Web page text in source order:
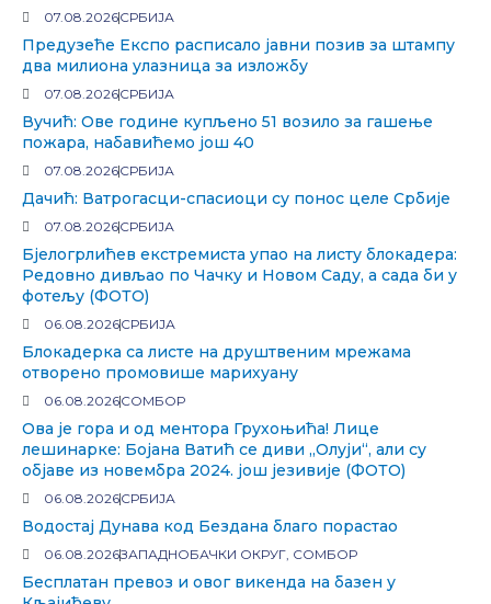
07.08.2026СРБИЈА
Предузеће Експо расписало јавни позив за штампу
два милиона улазница за изложбу
07.08.2026СРБИЈА
Вучић: Ове године купљено 51 возило за гашење
пожара, набавићемо још 40
07.08.2026СРБИЈА
Дачић: Ватрогасци-спасиоци су понос целе Србије
07.08.2026СРБИЈА
Бјелогрлићев екстремиста упао на листу блокадера:
Редовно дивљао по Чачку и Новом Саду, а сада би у
фотељу (ФОТО)
06.08.2026СРБИЈА
Блокадерка са листе на друштвеним мрежама
отворено промовише марихуану
06.08.2026СОМБОР
Ова је гора и од ментора Грухоњића! Лице
лешинарке: Бојана Ватић се диви „Олуји“, али су
објаве из новембра 2024. још језивије (ФОТО)
06.08.2026СРБИЈА
Водостај Дунава код Бездана благо порастао
06.08.2026ЗАПАДНОБАЧКИ ОКРУГ, СОМБОР
Бесплатан превоз и овог викенда на базен у